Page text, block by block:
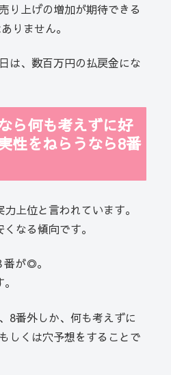
り上げの増加が期待できる
りません。
は、数百万円の払戻金にな
ら何も考えずに好
性をねらうなら8番
上位と言われています。
なる傾向です。
が◎。
8番外しか、何も考えずに
しくは穴予想をすることで